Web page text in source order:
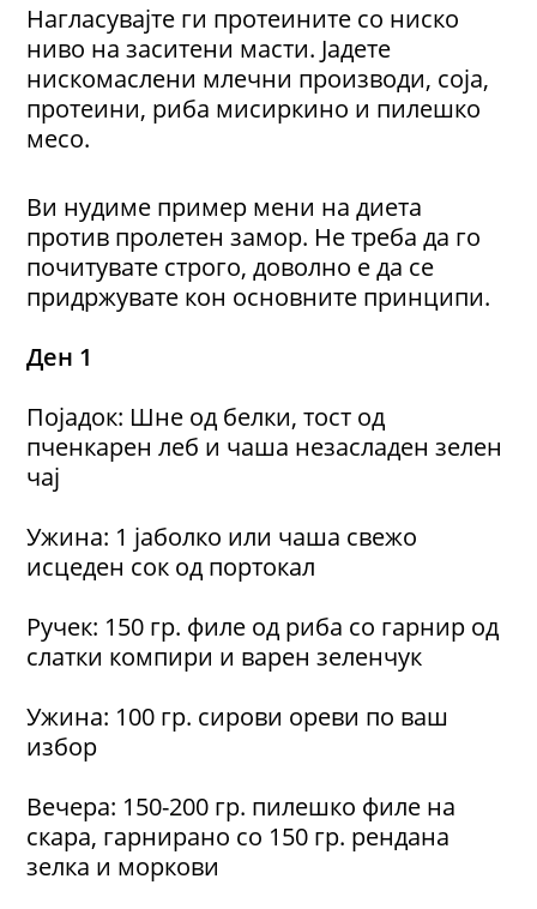
Нагласувајте ги протеините со ниско
ниво на заситени масти. Јадете
нискомаслени млечни производи, соја,
протеини, риба мисиркино и пилешко
месо.
Ви нудиме пример мени на диета
против пролетен замор. Не треба да го
почитувате строго, доволно е да се
придржувате кон основните принципи.
Ден 1
Појадок: Шне од белки, тост од
пченкарен леб и чаша незасладен зелен
чај
Ужина: 1 јаболко или чаша свежо
исцеден сок од портокал
Ручек: 150 гр. филе од риба со гарнир од
слатки компири и варен зеленчук
Ужина: 100 гр. сирови ореви по ваш
избор
Вечера: 150-200 гр. пилешко филе на
скара, гарнирано со 150 гр. рендана
зелка и моркови